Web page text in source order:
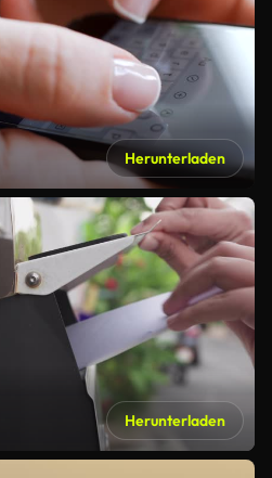
Herunterladen
Herunterladen